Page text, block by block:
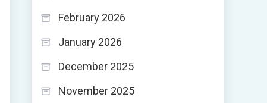
February 2026
January 2026
December 2025
November 2025